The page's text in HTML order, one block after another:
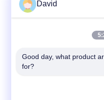
Contatto rapido
tel
David
Good day, what product
for?